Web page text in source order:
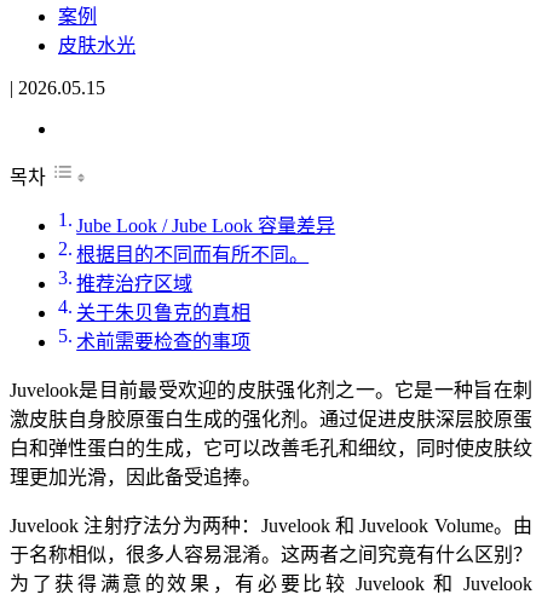
案例
皮肤水光
| 2026.05.15
목차
Jube Look / Jube Look 容量差异
根据目的不同而有所不同。
推荐治疗区域
关于朱贝鲁克的真相
术前需要检查的事项
Juvelook是目前最受欢迎的皮肤强化剂之一。它是一种旨在刺
激皮肤自身胶原蛋白生成的强化剂。通过促进皮肤深层胶原蛋
白和弹性蛋白的生成，它可以改善毛孔和细纹，同时使皮肤纹
理更加光滑，因此备受追捧。
Juvelook 注射疗法分为两种：Juvelook 和 Juvelook Volume。由
于名称相似，很多人容易混淆。这两者之间究竟有什么区别？
为了获得满意的效果，有必要比较 Juvelook 和 Juvelook